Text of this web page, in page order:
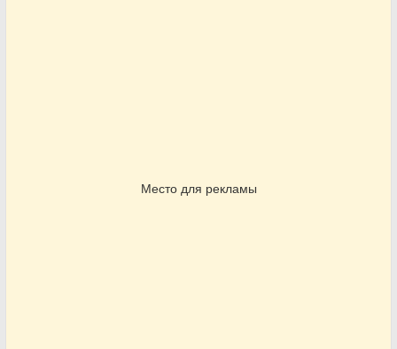
Место для рекламы